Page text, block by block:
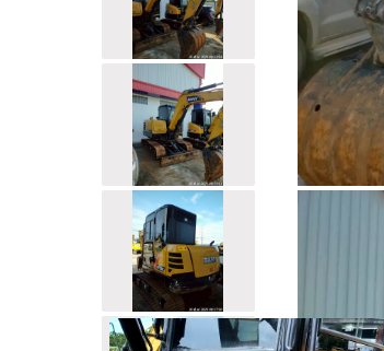
Attacchi Benna
* Le ore e le condizioni sono
contattare il consulente di vendita per
Consigliati per te